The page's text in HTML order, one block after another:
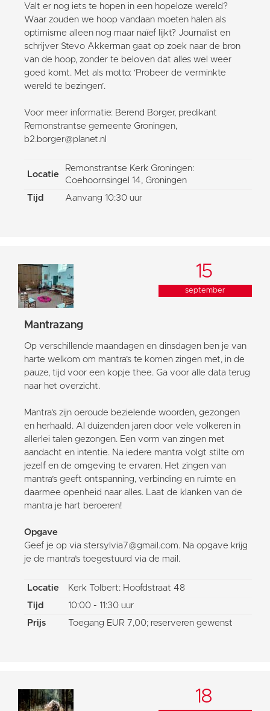
Valt er nog iets te hopen in een hopeloze wereld?
Waar zouden we hoop vandaan moeten halen als
optimisme alleen nog maar naïef lijkt? Journalist en
schrijver Stevo Akkerman gaat op zoek naar de bron
van de hoop, zonder te beloven dat alles wel weer
goed komt. Met als motto: ‘Probeer de verminkte
wereld te bezingen’.
Voor meer informatie: Berend Borger, predikant
Remonstrantse gemeente Groningen,
b2.borger@planet.nl
Locatie
Remonstrantse Kerk Groningen:
Coehoornsingel 14, Groningen
Tijd
Aanvang 10:30 uur
15
september
Mantrazang
Op verschillende maandagen en dinsdagen ben je van
harte welkom om mantra’s te komen zingen met, in de
pauze, tijd voor een kopje thee. Ga voor alle data terug
naar het overzicht.
Mantra’s zijn oeroude bezielende woorden, gezongen
en herhaald. Al duizenden jaren door vele volkeren in
allerlei talen gezongen. Een vorm van zingen met
aandacht en intentie. Na iedere mantra volgt stilte om
jezelf en de omgeving te ervaren. Het zingen van
mantra’s geeft ontspanning, verbinding en ruimte en
daarmee openheid naar alles. Laat de klanken van de
mantra je hart beroeren!
Opgave
Geef je op via stersylvia7@gmail.com. Na opgave krijg
je de mantra’s toegestuurd via de mail.
Locatie
Kerk Tolbert: Hoofdstraat 48
Tijd
10:00 - 11:30 uur
Prijs
Toegang EUR 7,00; reserveren gewenst
18